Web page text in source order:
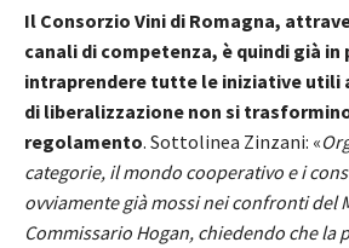
Il Consorzio Vini di Romagna,
canali di competenza, è quindi già in
intraprendere tutte le iniziative utili
di liberalizzazione non si
regolamento. Sottolinea Zinzani: «
categorie, il mondo cooperativo e i
ovviamente già mossi nei confronti del
Commissario Hogan, chiedendo che la